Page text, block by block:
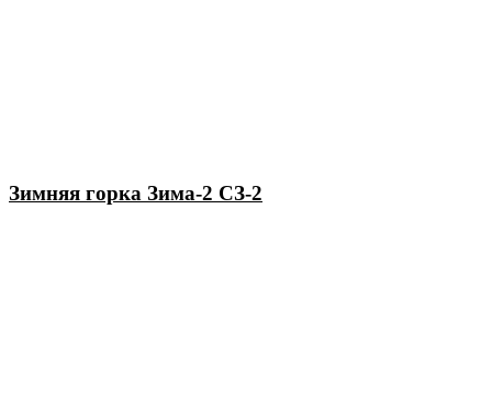
Зимняя горка Зима-2 СЗ-2